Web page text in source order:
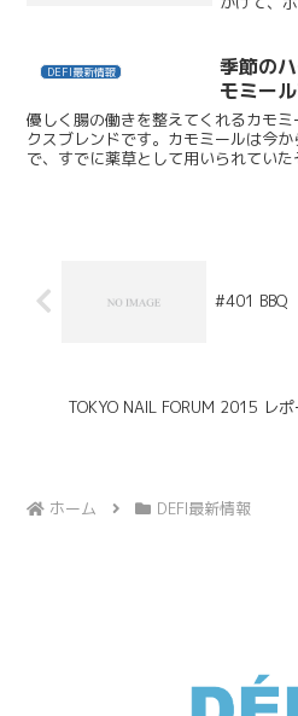
ートフレ
グラムを
DEFI最新情報
季節の
モミー
優しく腸の働きを整えてくれるカモ
クスブレンドです。カモミールは今
で、すでに薬草として用いられてい
#401 BBQ
TOKYO NAIL FORUM 2015 レポ
ホーム DEFI最新情報